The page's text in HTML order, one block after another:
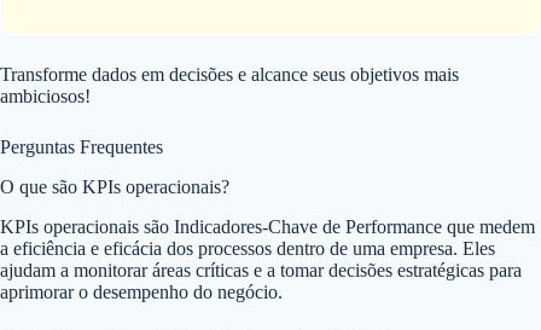
Transforme dados em decisões e alcance seus objetivos mais
ambiciosos!
Perguntas Frequentes
O que são KPIs operacionais?
KPIs operacionais são Indicadores-Chave de Performance que medem
a eficiência e eficácia dos processos dentro de uma empresa. Eles
ajudam a monitorar áreas críticas e a tomar decisões estratégicas para
aprimorar o desempenho do negócio.